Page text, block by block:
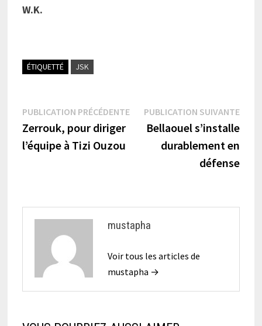
W.K.
ÉTIQUETTÉ JSK
Navigation
de
l’article
PUBLICATION PRÉCÉDENTEPublication
précédente :
Zerrouk, pour diriger
l’équipe à Tizi Ouzou
PUBLICATION SUIVANTE
Bellaouel s’installe
durablement en
défense
mustapha
Voir tous les articles de
mustapha →